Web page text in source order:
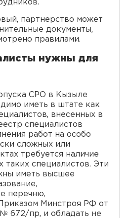
партнерство может
документы,
правилами.
нужны для
СРО в Кызыле
иметь в штате как
внесенных в
специалистов
работ на особо
сложных или
требуется наличие
таких специалистов. Эти
иметь высшее
перечню,
Минстроя РФ от
672/пр, и обладать не